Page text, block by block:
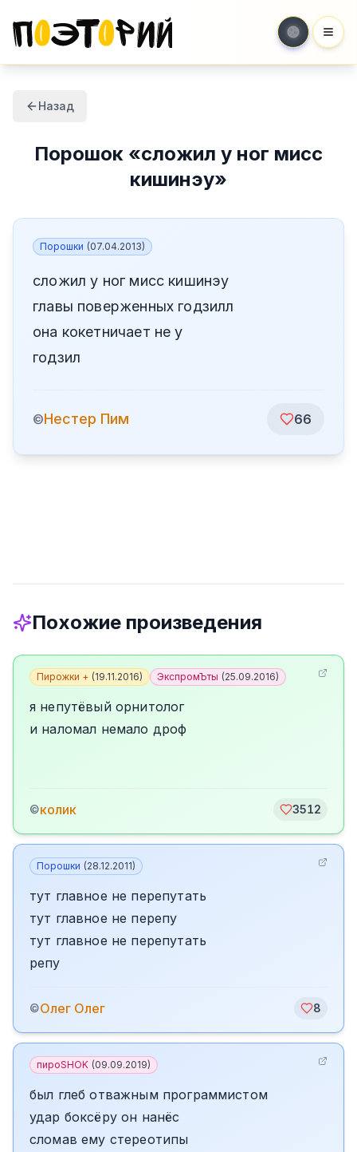
Назад
Порошок «сложил у ног мисс
кишинэу»
Порошки (07.04.2013)
сложил у ног мисс кишинэу
главы поверженных годзилл
она кокетничает не у
годзил
©️Нестер Пим 66
Похожие произведения
Пирожки + (19.11.2016) ЭкспромЪты (25.09.2016)
я непутёвый орнитолог
и наломал немало дроф
©колик 3512
Порошки (28.12.2011)
тут главное не перепутать
тут главное не перепу
тут главное не перепутать
репу
©Олег Олег 8
пироSHOK (09.09.2019)
был глеб отважным программистом
удар боксёру он нанёс
сломав ему стереотипы